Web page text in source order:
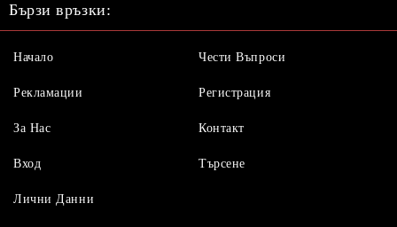
Бързи връзки:
Начало
Рекламации
За Нас
Вход
Чести Въпроси
Регистрация
Контакт
Търсене
Лични Данни